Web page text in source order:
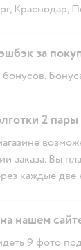
за
2
Вы
каждые две
нашем
9 фото